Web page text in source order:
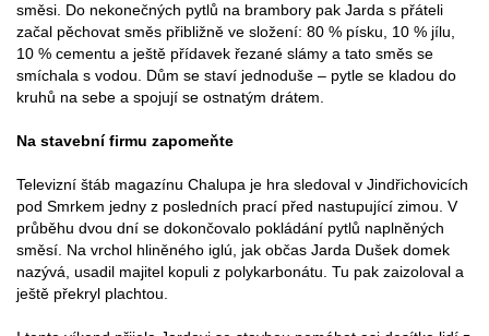
směsi. Do nekonečných pytlů na brambory pak Jarda s přáteli
začal pěchovat směs přibližně ve složení: 80 % písku, 10 % jílu,
10 % cementu a ještě přídavek řezané slámy a tato směs se
smíchala s vodou. Dům se staví jednoduše – pytle se kladou do
kruhů na sebe a spojují se ostnatým drátem.
Na stavební firmu zapomeňte
Televizní štáb magazínu Chalupa je hra sledoval v Jindřichovicích
pod Smrkem jedny z posledních prací před nastupující zimou. V
průběhu dvou dní se dokončovalo pokládání pytlů naplněných
směsí. Na vrchol hliněného iglú, jak občas Jarda Dušek domek
nazývá, usadil majitel kopuli z polykarbonátu. Tu pak zaizoloval a
ještě překryl plachtou.